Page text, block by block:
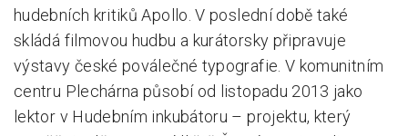
hudebních kritiků Apollo. V poslední době také
skládá filmovou hudbu a kurátorsky připravuje
výstavy české poválečné typografie. V komunitním
centru Plechárna působí od listopadu 2013 jako
lektor v Hudebním inkubátoru – projektu, který